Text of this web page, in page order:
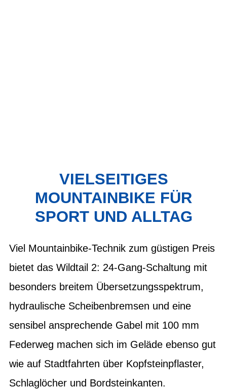
VIELSEITIGES
MOUNTAINBIKE FÜR
SPORT UND ALLTAG
Viel Mountainbike-Technik zum güstigen Preis
bietet das Wildtail 2: 24-Gang-Schaltung mit
besonders breitem Übersetzungsspektrum,
hydraulische Scheibenbremsen und eine
sensibel ansprechende Gabel mit 100 mm
Federweg machen sich im Geläde ebenso gut
wie auf Stadtfahrten über Kopfsteinpflaster,
Schlaglöcher und Bordsteinkanten.